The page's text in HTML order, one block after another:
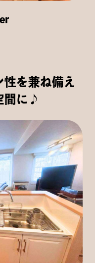
を兼ね備え
間に♪